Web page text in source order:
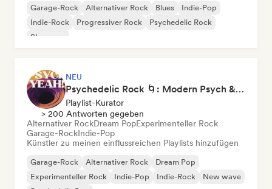
Garage-Rock Alternativer Rock Blues
Indie-Pop
Indie-Rock
Progressiver Rock
Psychedelic Rock
Shoegaze
NEU
Psychedelic Rock 🌀: Modern Psych & Turkish Vibes
Playlist-Kurator
> 200 Antworten gegeben
Alternativer RockDream PopExperimenteller Rock
Garage-RockIndie-Pop
Künstler zu meinen einflussreichen Playlists hinzufügen
Garage-Rock Alternativer Rock
Dream Pop
Experimenteller Rock
Indie-Pop Indie-Rock
New wave